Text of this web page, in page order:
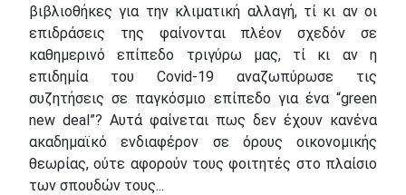
βιβλιοθήκες για την κλιματική αλλαγή, τί κι αν οι
επιδράσεις της φαίνονται πλέον σχεδόν σε
καθημερινό επίπεδο τριγύρω μας, τί κι αν η
επιδημία του Covid-19 αναζωπύρωσε τις
συζητήσεις σε παγκόσμιο επίπεδο για ένα “green
new deal”? Αυτά φαίνεται πως δεν έχουν κανένα
ακαδημαϊκό ενδιαφέρον σε όρους οικονομικής
θεωρίας, ούτε αφορούν τους φοιτητές στο πλαίσιο
των σπουδών τους...